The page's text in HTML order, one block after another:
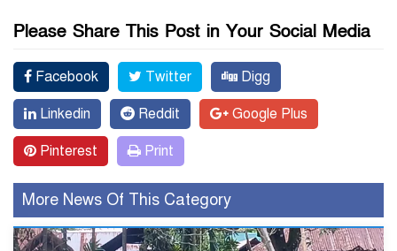
Please Share This Post in Your Social Media
Facebook Twitter Digg
Linkedin Reddit Google Plus
Pinterest Print
More News Of This Category